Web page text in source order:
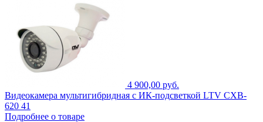
4 900,00 руб.
Видеокамера мультигибридная с ИК-подсветкой LTV CXB-
620 41
Подробнее о товаре